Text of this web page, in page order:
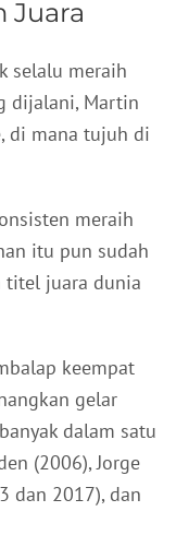
Juara
selalu meraih
dijalani, Martin
di mana tujuh di
meraih
itu pun sudah
titel juara dunia
keempat
gelar
dalam satu
(2006), Jorge
dan 2017), dan